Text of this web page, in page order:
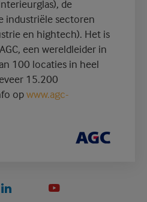
de
industriële sectoren
en hightech). Het is
een wereldleider in
100 locaties in heel
15.200
opwww.agc-